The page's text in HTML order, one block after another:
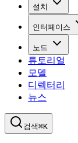
설치
인터페이스
노드
튜토리얼
모델
디렉터리
뉴스
검색⌘K